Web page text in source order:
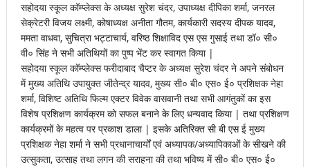
सहोदया स्कूल कॉम्प्लेक्स के अध्यक्ष सुरेश चंदर, उपाध्यक्ष दीपिका शर्मा, जनरल
सेक्रेटरी विजय लक्ष्मी, कोषाध्यक्ष अनीता गौतम, कार्यकारी सदस्य दीपक यादव,
ममता वाधवा, सुचित्रा भट्टाचार्य, वरिष्ठ शिक्षाविद एस एस गुसाई तथा डॉ० सी०
वी० सिंह ने सभी अतिथियों का पुष्प भेंट कर स्वागत किया |
सहोदया स्कूल कॉम्प्लेक्स फरीदाबाद चैप्टर के अध्यक्ष सुरेश चंदर ने अपने संबोधन
में मुख्य अतिथि उपायुक्त जीतेन्द्र यादव, मुख्य सी० बी० एस० ई० प्रशिक्षक नेहा
शर्मा, विशिष्ट अतिथि फिल्म एक्टर विवेक वासवानी तथा सभी आगंतुकों का इस
विशेष प्रशिक्षण कार्यक्रम को सफल बनाने के लिए धन्यवाद किया | तथा प्रशिक्षण
कार्यक्रमों के महत्व पर प्रकाश डाला | इसके अतिरिक्त सी बी एस ई मुख्य
प्रशिक्षक नेहा शर्मा ने सभी प्रधानाचार्यों एवं अध्यापक/अध्यापिकाओं के सीखने की
उत्सुकता, उत्साह तथा लगन की सराहना की तथा भविष्य में सी० बी० एस० ई०